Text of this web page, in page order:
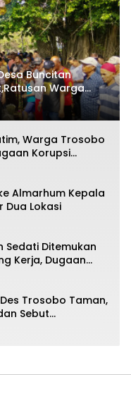
Buncitan
Warga
Mendalam
Warga Trosobo
Korupsi
Kapolri
Almarhum Kepala
Dua Lokasi
Sedati Ditemukan
Kerja, Dugaan
Trosobo Taman,
Sebut